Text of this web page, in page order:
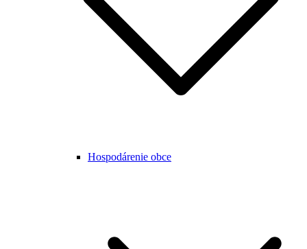
Hospodárenie obce